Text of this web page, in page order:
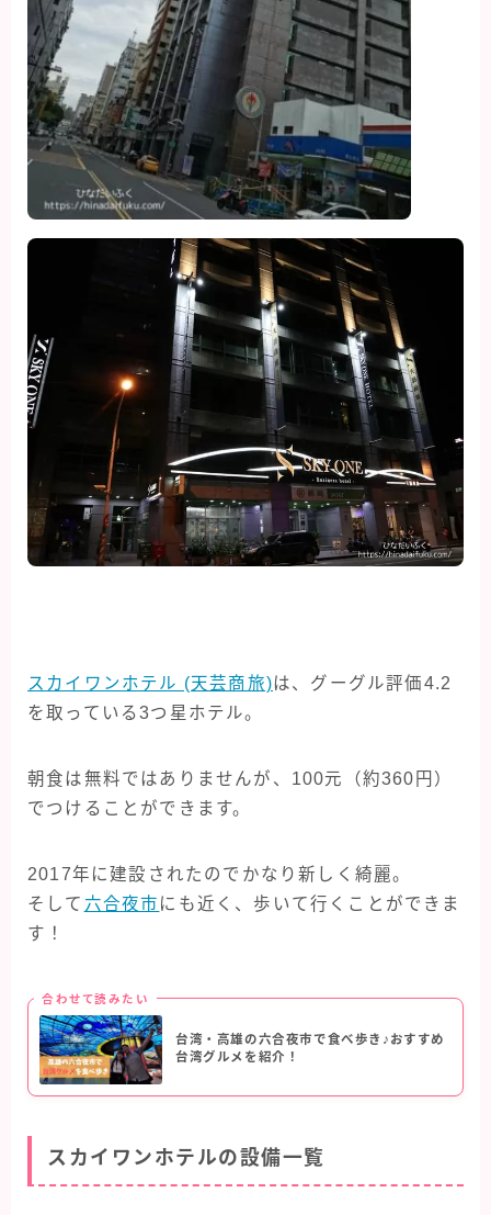
スカイワンホテル (天芸商旅)は、グーグル評価4.2
を取っている3つ星ホテル。
朝食は無料ではありませんが、100元（約360円）
でつけることができます。
2017年に建設されたのでかなり新しく綺麗。
そして 六合夜市 にも近く、歩いて行くことができま
す！
合わせて読みたい
台湾・高雄の六合夜市で食べ歩き♪おすすめ
台湾グルメを紹介！
スカイワンホテルの設備一覧